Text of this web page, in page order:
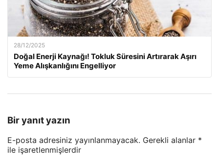
28/12/2025
Doğal Enerji Kaynağı! Tokluk Süresini Artırarak Aşırı
Yeme Alışkanlığını Engelliyor
Bir yanıt yazın
E-posta adresiniz yayınlanmayacak. Gerekli alanlar *
ile işaretlenmişlerdir